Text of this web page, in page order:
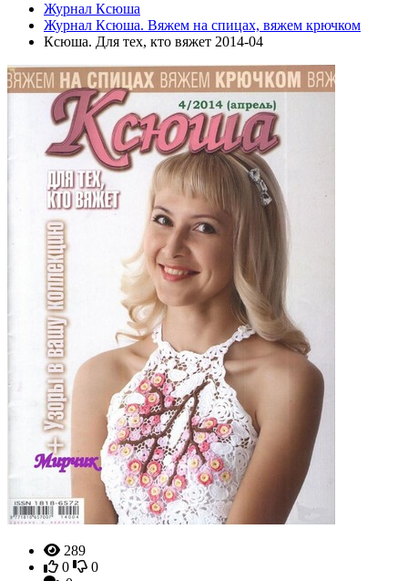
Журнал Ксюша
Журнал Ксюша. Вяжем на спицах, вяжем крючком
Ксюша. Для тех, кто вяжет 2014-04
289
0
0